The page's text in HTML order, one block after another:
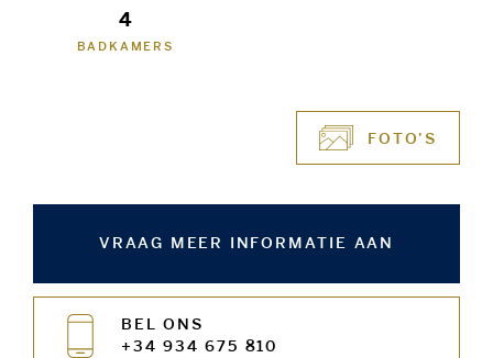
4
BADKAMERS
FOTO'S
VRAAG MEER INFORMATIE AAN
BEL ONS
+34 934 675 810